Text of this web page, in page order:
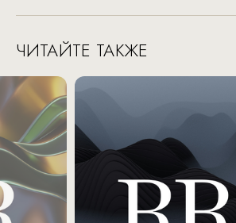
ЧИТАЙТЕ ТАКЖЕ